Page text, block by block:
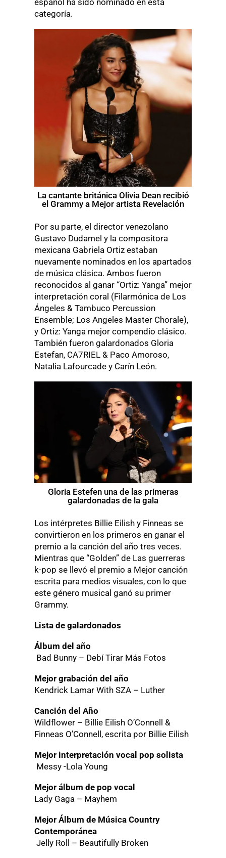
español ha sido nominado en esta
categoría.
La cantante británica Olivia Dean recibió
el Grammy a Mejor artista Revelación
Por su parte, el director venezolano
Gustavo Dudamel y la compositora
mexicana Gabriela Ortiz estaban
nuevamente nominados en los apartados
de música clásica. Ambos fueron
reconocidos al ganar “Ortiz: Yanga” mejor
interpretación coral (Filarmónica de Los
Ángeles & Tambuco Percussion
Ensemble; Los Angeles Master Chorale),
y Ortiz: Yanga mejor compendio clásico.
También fueron galardonados Gloria
Estefan, CA7RIEL & Paco Amoroso,
Natalia Lafourcade y Carín León.
Gloria Estefen una de las primeras
galardonadas de la gala
Los intérpretes Billie Eilish y Finneas se
convirtieron en los primeros en ganar el
premio a la canción del año tres veces.
Mientras que “Golden” de Las guerreras
k-pop se llevó el premio a Mejor canción
escrita para medios visuales, con lo que
este género musical ganó su primer
Grammy.
Lista de galardonados
Álbum del año
Bad Bunny – Debí Tirar Más Fotos
Mejor grabación del año
Kendrick Lamar With SZA – Luther
Canción del Año
Wildflower – Billie Eilish O’Connell &
Finneas O’Connell, escrita por Billie Eilish
Mejor interpretación vocal pop solista
Messy -Lola Young
Mejor álbum de pop vocal
Lady Gaga – Mayhem
Mejor Álbum de Música Country
Contemporánea
Jelly Roll – Beautifully Broken